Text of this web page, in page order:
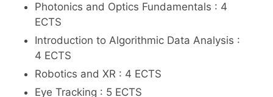
Photonics and Optics Fundamentals : 4
ECTS
Introduction to Algorithmic Data Analysis :
4 ECTS
Robotics and XR : 4 ECTS
Eye Tracking : 5 ECTS